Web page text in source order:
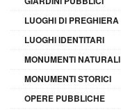
LUOGHI DI PREGHIERA
LUOGHI IDENTITARI
MONUMENTI NATURALI
MONUMENTI STORICI
OPERE PUBBLICHE